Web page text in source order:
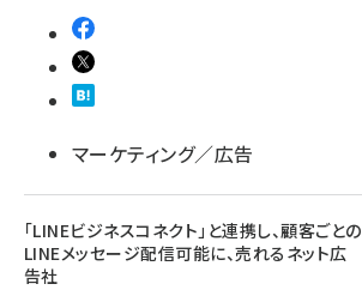
マーケティング／広告
「LINEビジネスコネクト」と連携し、顧客ごとの
LINEメッセージ配信可能に、売れるネット広
告社